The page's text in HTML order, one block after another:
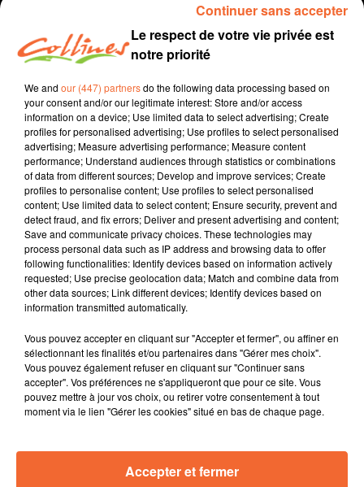
Infos
21 mai 2025 - 11 min 14 sec
JOURNAL DU MERCREDI 21 MAI ( MIDI )
Patrice Bémanangy
L'info près de chez vous
Le Collectif des structures d'insertion du bocage
bressuirais ont réuni leurs partenaires hier Bressuire
afin de faciliter l'orientation des publics dans le besoin.
Dépots sauvages de déchets et nouveau système
d'horadateurs ... points abordés en début de semaine
par les élus en conseil municipal de Bressuire.
Une nouvelle révision du PLUI est en préparation sur
l'agglo du Bocage bressuirais autour du tourisme avec
une offre qui va se densifierLe golf de Bressuire
prépare deux évéments : un open Pitch and Putt ce
week-end et le Grand Prix le week-end suivant.
0:00 11 min 14 sec
Le respect de votre vie privée est
notre priorité
We and our (447) partnersdo the following data processing based on
your consent and/or our legitimate interest: Store and/or access
information on a device; Use limited data to select advertising; Create
profiles for personalised advertising; Use profiles to select personalised
advertising; Measure advertising performance; Measure content
performance; Understand audiences through statistics or combinations
of data from different sources; Develop and improve services; Create
profiles to personalise content; Use profiles to select personalised
content; Use limited data to select content; Ensure security, prevent and
detect fraud, and fix errors; Deliver and present advertising and content;
Save and communicate privacy choices. These technologies may
process personal data such as IP address and browsing data to offer
following functionalities: Identify devices based on information actively
requested; Use precise geolocation data; Match and combine data from
other data sources; Link different devices; Identify devices based on
information transmitted automatically.
Vous pouvez accepter en cliquant sur "Accepter et fermer", ou affiner en
sélectionnant les finalités et/ou partenaires dans "Gérer mes choix".
Vous pouvez également refuser en cliquant sur "Continuer sans
accepter". Vos préférences ne s'appliqueront que pour ce site. Vous
pouvez mettre à jour vos choix, ou retirer votre consentement à tout
moment via le lien "Gérer les cookies" situé en bas de chaque page.
Accepter et fermer
Continuer sans accepter